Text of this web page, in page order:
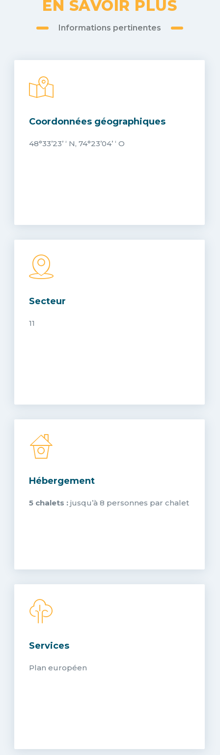
EN SAVOIR PLUS
Informations pertinentes
Coordonnées géographiques
48°33’23’ ‘ N, 74°23’04’ ‘ O
Secteur
11
Hébergement
5 chalets : jusqu’à 8 personnes par chalet
Services
Plan européen